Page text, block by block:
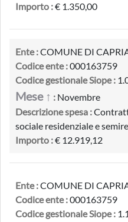
Importo :€ 1.350,00
Ente :COMUNE DI
Codice ente :000163759
Codice gestionale Siope :
Mese ↑ : Novembre
Descrizione spesa :
sociale residenziale e
Importo :€ 12.919,12
Ente :COMUNE DI
Codice ente :000163759
Codice gestionale Siope :